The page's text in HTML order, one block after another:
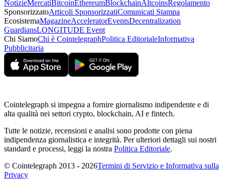
NotizieMercatiBitcoinEthereumBlockchainAltcoinsRegolamento
SponsorizzatoArticoli SponsorizzatiComunicati Stampa
EcosistemaMagazineAcceleratorEventsDecentralization
GuardiansLONGITUDE Event
Chi SiamoChi è CointelegraphPolitica EditorialeInformativa
Pubblicitaria
Cointelegraph si impegna a fornire giornalismo indipendente e di
alta qualità nei settori crypto, blockchain, AI e fintech.
Tutte le notizie, recensioni e analisi sono prodotte con piena
indipendenza giornalistica e integrità. Per ulteriori dettagli sui nostri
standard e processi, leggi la nostra Politica Editoriale.
© Cointelegraph 2013 - 2026Termini di Servizio e Informativa sulla
Privacy